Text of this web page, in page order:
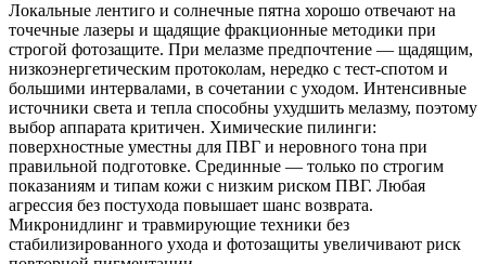
Локальные лентиго и солнечные пятна хорошо отвечают на
точечные лазеры и щадящие фракционные методики при
строгой фотозащите. При мелазме предпочтение — щадящим,
низкоэнергетическим протоколам, нередко с тест-спотом и
большими интервалами, в сочетании с уходом. Интенсивные
источники света и тепла способны ухудшить мелазму, поэтому
выбор аппарата критичен. Химические пилинги:
поверхностные уместны для ПВГ и неровного тона при
правильной подготовке. Срединные — только по строгим
показаниям и типам кожи с низким риском ПВГ. Любая
агрессия без постухода повышает шанс возврата.
Микронидлинг и травмирующие техники без
стабилизированного ухода и фотозащиты увеличивают риск